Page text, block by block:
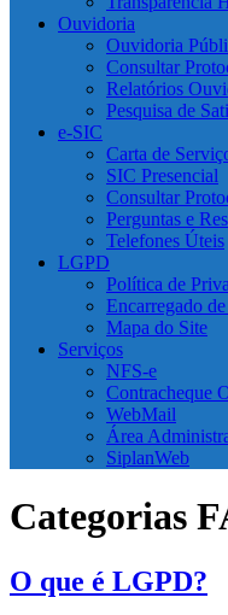
Ouvidoria
Ouvidoria
Consultar
Relatórios
Pesquisa de
e-SIC
Carta de
SIC Presencial
Consultar
Perguntas e
Telefones Úteis
LGPD
Política de
Encarregado
Mapa do Site
Serviços
NFS-e
Contracheque
WebMail
Área
SiplanWeb
Categorias
O que é LGPD?